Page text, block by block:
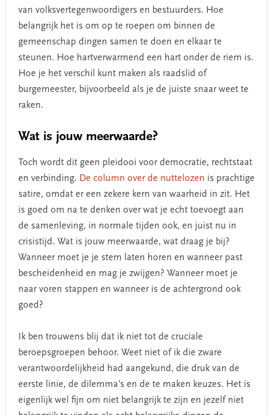
van volksvertegenwoordigers en bestuurders. Hoe
belangrijk het is om op te roepen om binnen de
gemeenschap dingen samen te doen en elkaar te
steunen. Hoe hartverwarmend een hart onder de riem is.
Hoe je het verschil kunt maken als raadslid of
burgemeester, bijvoorbeeld als je de juiste snaar weet te
raken.
Wat is jouw meerwaarde?
Toch wordt dit geen pleidooi voor democratie, rechtstaat
en verbinding. De column over de nuttelozen is prachtige
satire, omdat er een zekere kern van waarheid in zit. Het
is goed om na te denken over wat je echt toevoegt aan
de samenleving, in normale tijden ook, en juist nu in
crisistijd. Wat is jouw meerwaarde, wat draag je bij?
Wanneer moet je je stem laten horen en wanneer past
bescheidenheid en mag je zwijgen? Wanneer moet je
naar voren stappen en wanneer is de achtergrond ook
goed?
Ik ben trouwens blij dat ik niet tot de cruciale
beroepsgroepen behoor. Weet niet of ik die zware
verantwoordelijkheid had aangekund, die druk van de
eerste linie, de dilemma’s en de te maken keuzes. Het is
eigenlijk wel fijn om niet belangrijk te zijn en jezelf niet